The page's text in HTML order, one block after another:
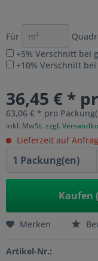
Für
+5% Verschnitt bei
+10% Verschnitt
36,45 € *
63,06 € * pro
inkl. MwSt. zzgl.
Lieferzeit auf
Kaufen
Merken
Artikel-Nr.: